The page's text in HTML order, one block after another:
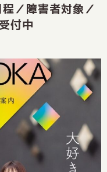
／障害者対象／
付中